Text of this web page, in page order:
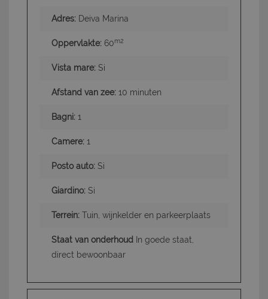
Adres: Deiva Marina
Oppervlakte: 60m2
Vista mare: Si
Afstand van zee: 10 minuten
Bagni: 1
Camere: 1
Posto auto: Si
Giardino: Si
Terrein: Tuin, wijnkelder en parkeerplaats
Staat van onderhoud
In goede staat,
direct bewoonbaar